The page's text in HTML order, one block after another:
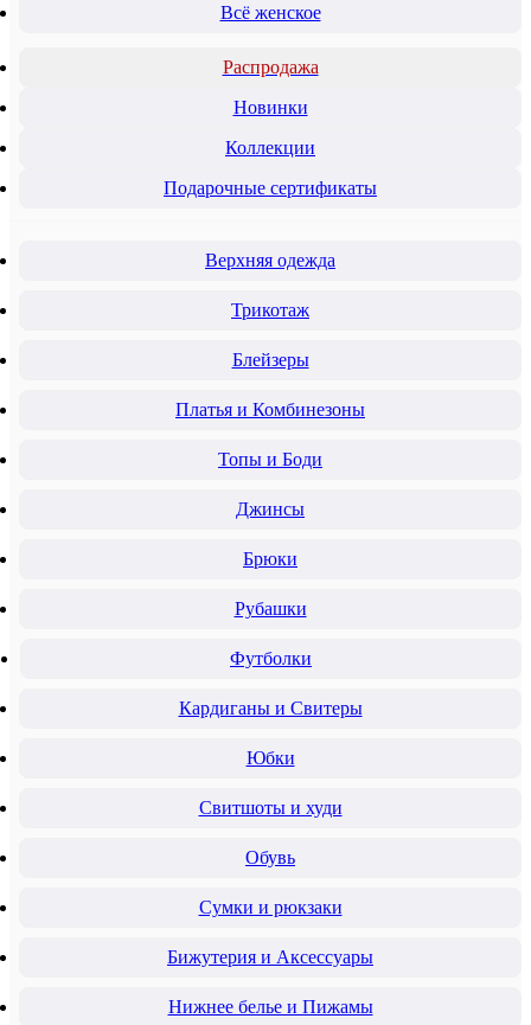
Всё женское
Распродажа
Новинки
Коллекции
Подарочные сертификаты
Верхняя одежда
Трикотаж
Блейзеры
Платья и Комбинезоны
Топы и Боди
Джинсы
Брюки
Рубашки
Футболки
Кардиганы и Свитеры
Юбки
Свитшоты и худи
Обувь
Сумки и рюкзаки
Бижутерия и Аксессуары
Нижнее белье и Пижамы